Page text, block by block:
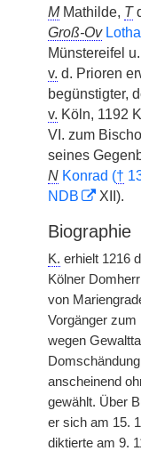
MMathilde, T
Groß-Ov
Münstereifel u.
v. d. Prioren
begünstigter,
v. Köln, 1192
VI. zum
seines
N Konrad (†
NDB
XII).
Biographie
K. erhielt 1216
Kölner
von
Vorgänger zum
wegen
anscheinend
gewählt. Über
er sich am 15.
diktierte am 9.